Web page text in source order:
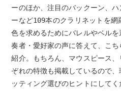
ーのほか、注目のバックーン、
ーなど109本のクラリネットを
色を求めるためにバレルやベル
奏者・愛好家の声に答えて、こ
紹介。もちろん、マウスピース
ぞれの特徴も掲載しているので
ッティング選びのヒントにして